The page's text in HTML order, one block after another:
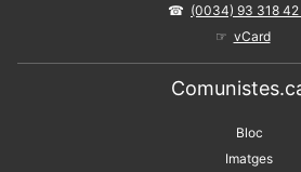
(0034) 93 318 42
vCard
Bloc
Imatges